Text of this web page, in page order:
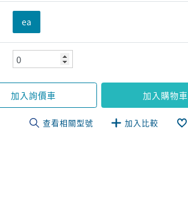
ea
加入詢價車 加入購物車
查看相關型號 加入比較